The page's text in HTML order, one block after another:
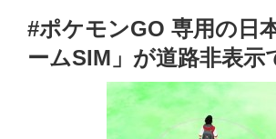
#ポケモンGO 専用の日
ームSIM」が道路非表示